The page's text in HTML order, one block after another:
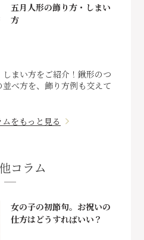
五月人形の飾り方・しまい
方
まい方をご紹介！鍬形のつ
べ方を、飾り方例も交えて
をもっと見る
コラム
女の子の初節句。お祝いの
仕方はどうすればいい？